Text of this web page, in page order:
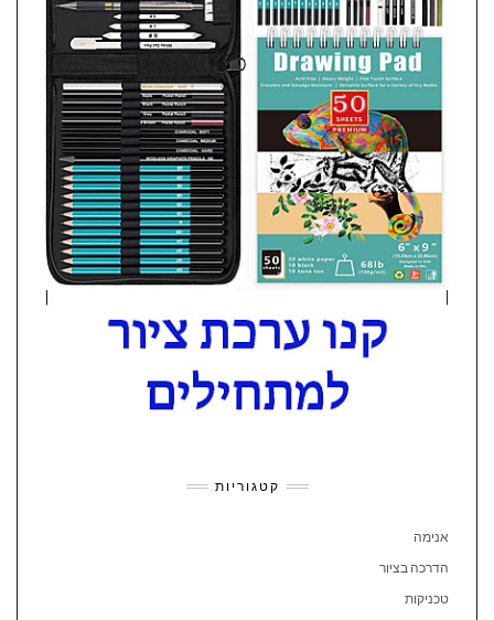
קטגוריות
אנימה
הדרכה בציור
טכניקות